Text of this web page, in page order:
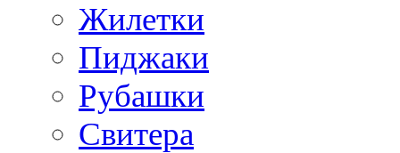
Жилетки
Пиджаки
Рубашки
Свитера